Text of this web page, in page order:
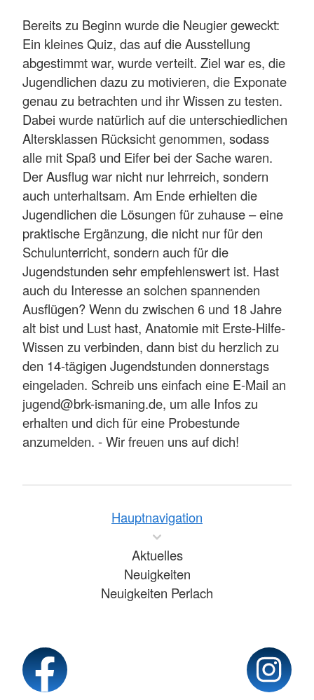
Bereits zu Beginn wurde die Neugier geweckt:
Ein kleines Quiz, das auf die Ausstellung
abgestimmt war, wurde verteilt. Ziel war es, die
Jugendlichen dazu zu motivieren, die Exponate
genau zu betrachten und ihr Wissen zu testen.
Dabei wurde natürlich auf die unterschiedlichen
Altersklassen Rücksicht genommen, sodass
alle mit Spaß und Eifer bei der Sache waren.
Der Ausflug war nicht nur lehrreich, sondern
auch unterhaltsam. Am Ende erhielten die
Jugendlichen die Lösungen für zuhause – eine
praktische Ergänzung, die nicht nur für den
Schulunterricht, sondern auch für die
Jugendstunden sehr empfehlenswert ist. Hast
auch du Interesse an solchen spannenden
Ausflügen? Wenn du zwischen 6 und 18 Jahre
alt bist und Lust hast, Anatomie mit Erste-Hilfe-
Wissen zu verbinden, dann bist du herzlich zu
den 14-tägigen Jugendstunden donnerstags
eingeladen. Schreib uns einfach eine E-Mail an
jugend@brk-ismaning.de, um alle Infos zu
erhalten und dich für eine Probestunde
anzumelden. - Wir freuen uns auf dich!
Hauptnavigation
Aktuelles
Neuigkeiten
Neuigkeiten Perlach